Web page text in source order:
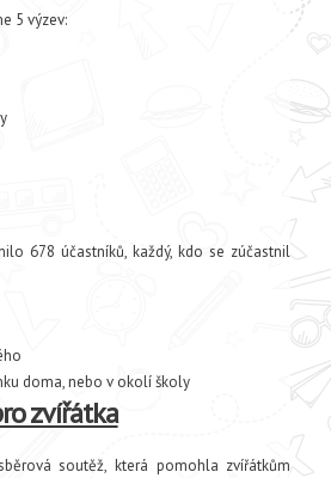
5 výzev:
678 účastníků, každý, kdo se zúčastnil
doma, nebo v okolí školy
zvířátka
soutěž, která pomohla zvířátkům